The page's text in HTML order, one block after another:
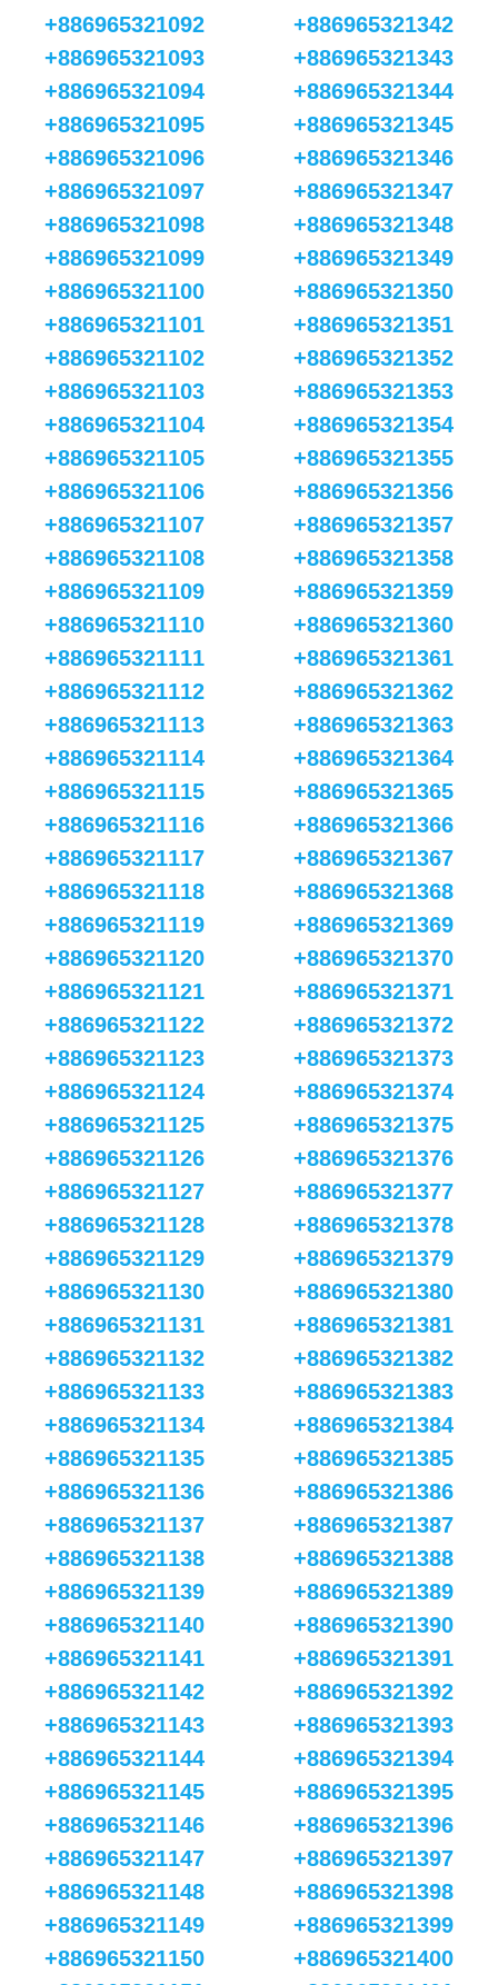
+886965321092
+886965321093
+886965321094
+886965321095
+886965321096
+886965321097
+886965321098
+886965321099
+886965321100
+886965321101
+886965321102
+886965321103
+886965321104
+886965321105
+886965321106
+886965321107
+886965321108
+886965321109
+886965321110
+886965321111
+886965321112
+886965321113
+886965321114
+886965321115
+886965321116
+886965321117
+886965321118
+886965321119
+886965321120
+886965321121
+886965321122
+886965321123
+886965321124
+886965321125
+886965321126
+886965321127
+886965321128
+886965321129
+886965321130
+886965321131
+886965321132
+886965321133
+886965321134
+886965321135
+886965321136
+886965321137
+886965321138
+886965321139
+886965321140
+886965321141
+886965321142
+886965321143
+886965321144
+886965321145
+886965321146
+886965321147
+886965321148
+886965321149
+886965321150
+886965321342
+886965321343
+886965321344
+886965321345
+886965321346
+886965321347
+886965321348
+886965321349
+886965321350
+886965321351
+886965321352
+886965321353
+886965321354
+886965321355
+886965321356
+886965321357
+886965321358
+886965321359
+886965321360
+886965321361
+886965321362
+886965321363
+886965321364
+886965321365
+886965321366
+886965321367
+886965321368
+886965321369
+886965321370
+886965321371
+886965321372
+886965321373
+886965321374
+886965321375
+886965321376
+886965321377
+886965321378
+886965321379
+886965321380
+886965321381
+886965321382
+886965321383
+886965321384
+886965321385
+886965321386
+886965321387
+886965321388
+886965321389
+886965321390
+886965321391
+886965321392
+886965321393
+886965321394
+886965321395
+886965321396
+886965321397
+886965321398
+886965321399
+886965321400